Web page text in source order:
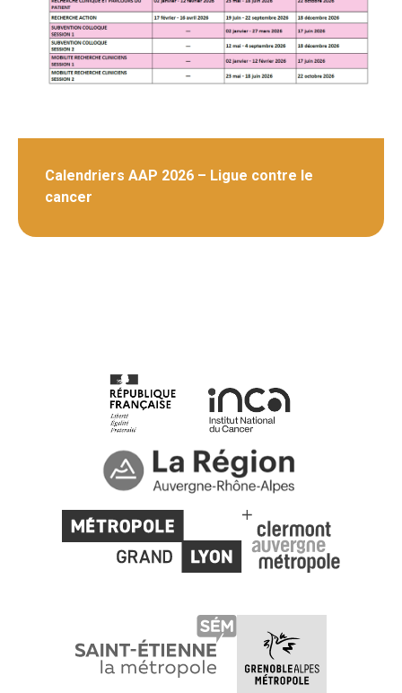
Calendriers AAP 2026 – Ligue contre le
cancer